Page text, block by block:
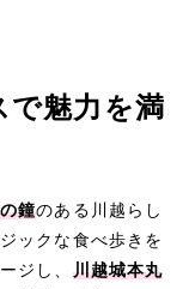
で魅力を満
鐘のある川越らし
ックな食べ歩きを
ジし、 川越城本丸